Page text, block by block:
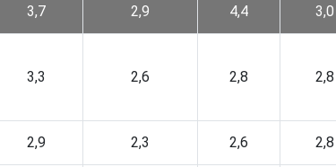
3,7 2,9 4,4 3,0
3,3 2,6 2,8 2,8
2,9 2,3 2,6 2,8